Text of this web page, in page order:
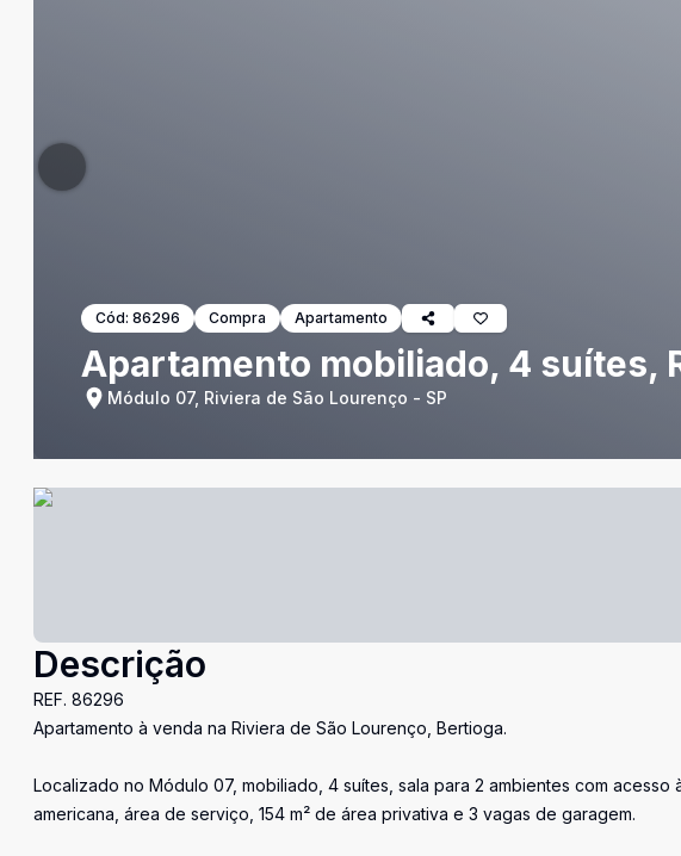
Cód: 86296 Compra Apartamento
Apartamento mobiliado, 4 suítes,
Módulo 07, Riviera de São Lourenço - SP
Descrição
REF. 86296
Apartamento à venda na Riviera de São Lourenço, Bertioga.
Localizado no Módulo 07, mobiliado, 4 suítes, sala para 2 ambientes com
americana, área de serviço, 154 m² de área privativa e 3 vagas de garagem.